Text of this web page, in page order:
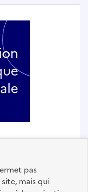
pas
mais qui